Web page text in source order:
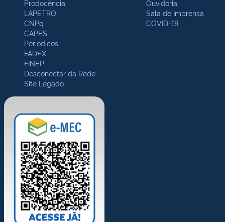
Prodocência
LAPETRO
CNPq
CAPES
Periódicos
FADEX
FINEP
Desconectar da Rede
Site Legado
Ouvidoria
Sala de Imprensa
COVID-19